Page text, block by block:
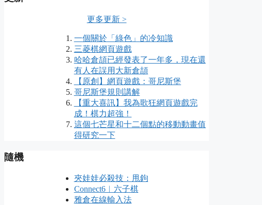
更多更新 >
一個關於「綠色」的冷知識
三菱棋網頁遊戲
哈哈倉頡已經發表了一年多，現在還
有人在誤用大新倉頡
【原創】網頁遊戲：哥尼斯堡
哥尼斯堡規則講解
【重大喜訊】我為歌狂網頁遊戲完
成！棋力超強！
這個七芒星和十二個點的移動動畫值
得研究一下
隨機
夾娃娃必殺技：甩鉤
Connect6︱六子棋
雅倉在線輸入法